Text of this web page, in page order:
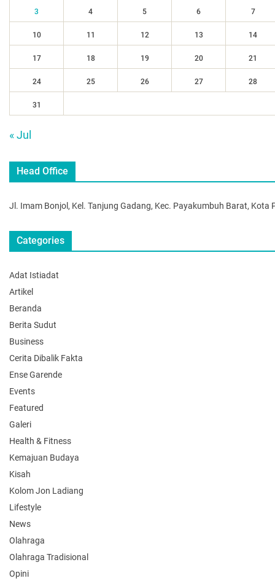
3 4 5 6 7
10 11 12 13 14
17 18 19 20 21
24 25 26 27 28
31
« Jul
Head Office
Jl. Imam Bonjol, Kel. Tanjung Gadang, Kec. Payakumbuh Barat, Kota
Categories
Adat Istiadat
Artikel
Beranda
Berita Sudut
Business
Cerita Dibalik Fakta
Ense Garende
Events
Featured
Galeri
Health & Fitness
Kemajuan Budaya
Kisah
Kolom Jon Ladiang
Lifestyle
News
Olahraga
Olahraga Tradisional
Opini